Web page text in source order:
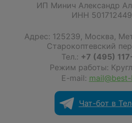
ИП Минич Александр
ИНН
Адрес: 125239, Москва,
Старокоптевский
Тел.: +7 (495)
Режим работы:
E-mail:
Чат-бот в